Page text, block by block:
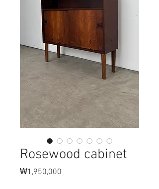
Rosewood cabinet
₩1,950,000